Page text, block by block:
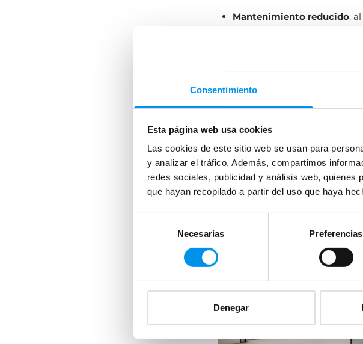
Consentimiento
Esta página web usa cookies
Las cookies de este sitio web se usan para
y analizar el tráfico. Además, compartimos
redes sociales, publicidad y análisis web, quienes
que hayan recopilado a partir del uso que haya
consentimiento
Necesarias Preferencias
Denegar
Mantenimiento reducido:
su funcionalidad y estética
¿Ya te has convencido de las